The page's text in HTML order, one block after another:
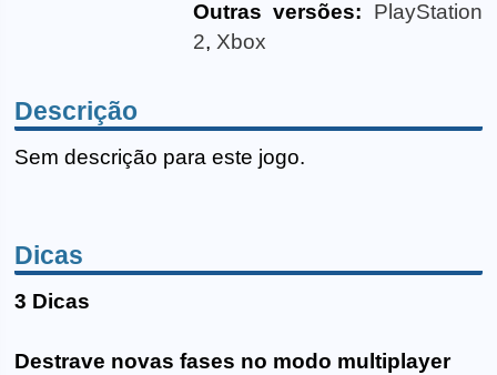
Outras versões:
PlayStation
2, Xbox
Descrição
Sem descrição para este jogo.
Dicas
3 Dicas
Destrave novas fases no modo multiplayer